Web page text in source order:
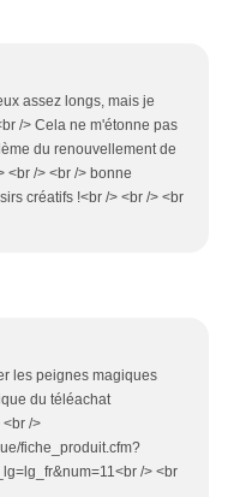
assez longs, mais je
/> Cela ne m'étonne pas
du renouvellement de
<br /> <br /> bonne
créatifs !<br /> <br /> <br
les peignes magiques
du téléachat
<br />
fiche_produit.cfm?
/> <br